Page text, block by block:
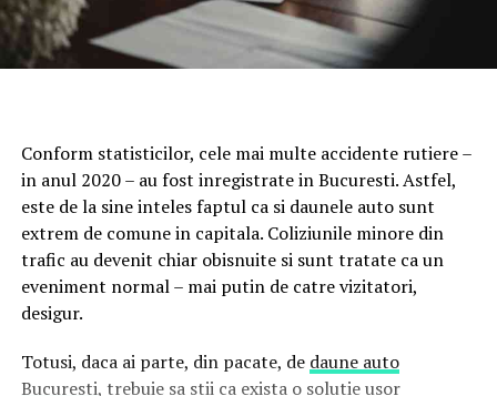
Conform statisticilor, cele mai multe accidente rutiere –
in anul 2020 – au fost inregistrate in Bucuresti. Astfel,
este de la sine inteles faptul ca si daunele auto sunt
extrem de comune in capitala. Coliziunile minore din
trafic au devenit chiar obisnuite si sunt tratate ca un
eveniment normal – mai putin de catre vizitatori,
desigur.
Totusi, daca ai parte, din pacate, de daune auto
Bucuresti, trebuie sa stii ca exista o solutie usor